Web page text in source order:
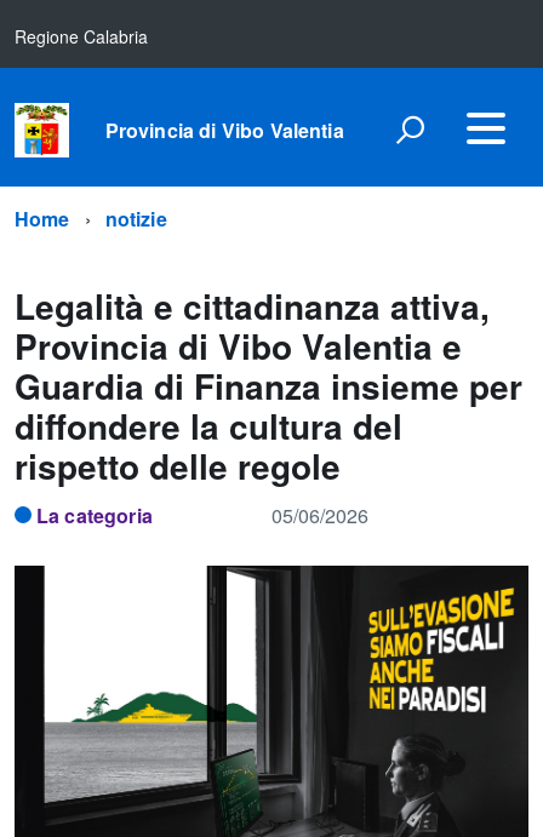
Regione Calabria
Provincia di Vibo Valentia
Home notizie
Legalità e cittadinanza attiva,
Provincia di Vibo Valentia e
Guardia di Finanza insieme per
diffondere la cultura del
rispetto delle regole
La categoria 05/06/2026